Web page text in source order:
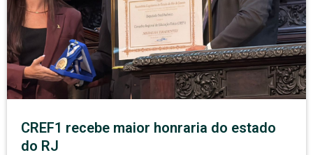
CREF1 recebe maior honraria do estado
do RJ